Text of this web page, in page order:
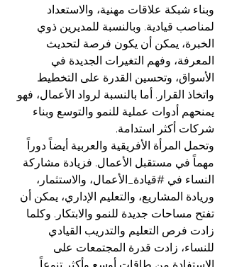
وبناء شبكة علاقات مهنية، والاستعداد
لمناصب قيادية. وبالنسبة للمديرين ذوي
الخبرة، يمكن أن يكون فرصة لتحديث
المعرفة، وفهم التغيرات الجديدة في
الأسواق، وتحسين القدرة على التخطيط
واتخاذ القرار. أما بالنسبة لرواد الأعمال، فهو
يمنحهم أدوات عملية للنمو والتوسع وبناء
شركات أكثر استدامة.
وتحمل المرأة الأفريقية والعربية أيضاً دوراً
مهماً في مستقبل الأعمال. فزيادة مشاركة
النساء في #قيادة_الأعمال، والاستثمار،
وريادة المشاريع، والتعليم الإداري، يمكن أن
تفتح مساحات جديدة للنمو والابتكار. وكلما
زادت فرص التعليم والتدريب القيادي
للنساء، زادت قدرة المجتمعات على